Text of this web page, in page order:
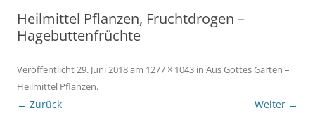
Heilmittel Pflanzen, Fruchtdrogen –
Hagebuttenfrüchte
Veröffentlicht29. Juni 2018am 1277 × 1043 in Aus Gottes Garten –
Heilmittel Pflanzen.
← Zurück Weiter →